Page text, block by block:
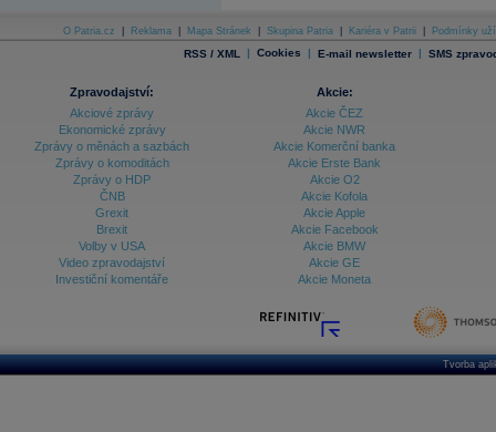
O Patria.cz Reklama Mapa Stránek Skupina Patria Kariéra v Patrii Podmínky
RSS / XML | Cookies | E-mail newsletter | SMS
Zpravodajství:
Akciové zprávy
Ekonomické zprávy
Zprávy o měnách a sazbách
Zprávy o komoditách
Zprávy o HDP
ČNB
Grexit
Brexit
Volby v USA
Video zpravodajství
Investiční komentáře
Akcie:
Akcie ČEZ
Akcie NWR
Akcie Komerční banka
Akcie Erste Bank
Akcie O2
Akcie Kofola
Akcie Apple
Akcie Facebook
Akcie BMW
Akcie GE
Akcie Moneta
Tvorba